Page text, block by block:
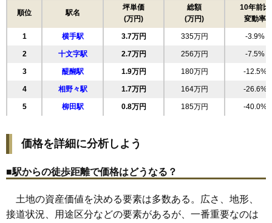
6.9万円 538万円 2.0%
6.4万円 657万円 2.0%
19 大町 6.0万円 638万円 -11.6%
20 横手町 6.0万円 781万円 -1.1%
21 駅南 6.0万円 821万円 -0.1%
22 三本柳 5.8万円 421万円 0.9%
23 城南町 5.8万円 515万円 -0.5%
25 朝日が丘 5.8万円
27 羽黒町 5.6万円 648万円 -2.2%
28 中央町 5.5万円 235万円 -17.1%
29 十文字町腕越 5.4万円 438万円 -4.8%
順位 駅名
坪単価
(万円)
総額
(万円)
10年前比
変動率
1 横手駅 3.7万円 335万円 -3.9%
2 十文字駅 2.7万円 256万円 -7.5%
3 醍醐駅 1.9万円 180万円 -12.5%
4 相野々駅 1.7万円 164万円 -26.6%
5 柳田駅 0.8万円 185万円 -40.0%
価格を詳細に分析しよう
■駅からの徒歩距離で価格はどうなる？
土地の資産価値を決める要素は多数ある。広さ、地形、
接道状況、用途区分などの要素があるが、一番重要なのは